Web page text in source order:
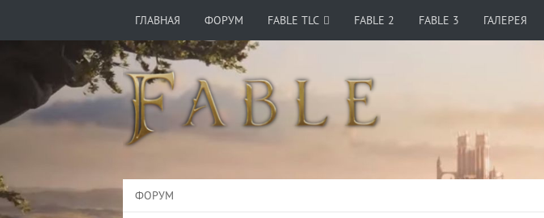
ГЛАВНАЯ ФОРУМ FABLE TLC FABLE 2 FABLE 3 ГАЛЕРЕЯ
ФОРУМ